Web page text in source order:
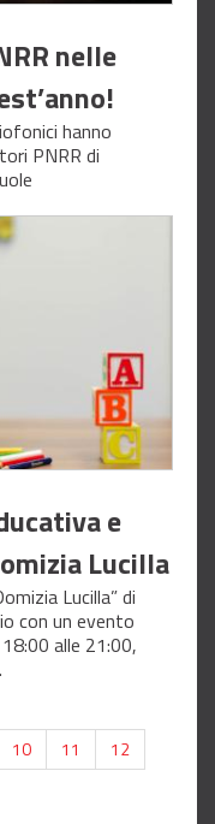
nelle
hanno
PNRR di
e
Lucilla
Lucilla” di
con un evento
alle 21:00,
10 11
12